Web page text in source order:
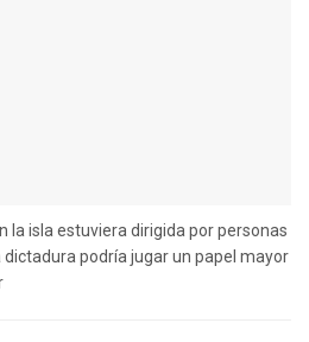
la isla estuviera dirigida por personas
podría jugar un papel mayor